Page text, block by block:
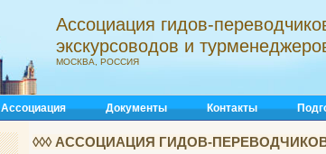
Ассоциация гидов-
экскурсоводов и
МОСКВА, РОССИЯ
Ассоциация Документы Контакты
◊◊◊ АССОЦИАЦИЯ ГИДОВ-